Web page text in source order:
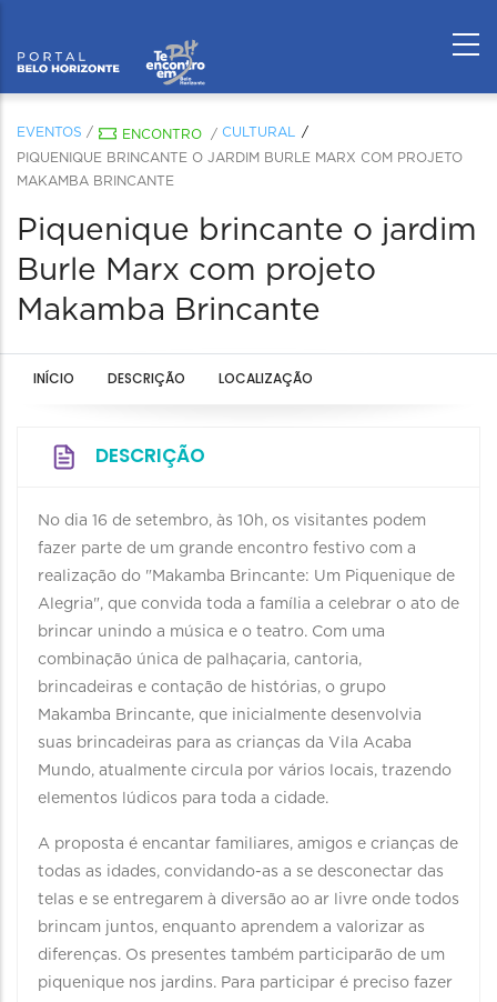
EVENTOS / ENCONTRO / CULTURAL
PIQUENIQUE BRINCANTE O JARDIM BURLE MARX COM PROJETO
MAKAMBA BRINCANTE
Piquenique brincante o jardim
Burle Marx com projeto
Makamba Brincante
INÍCIO DESCRIÇÃO LOCALIZAÇÃO
DESCRIÇÃO
No dia 16 de setembro, às 10h, os visitantes podem
fazer parte de um grande encontro festivo com a
realização do "Makamba Brincante: Um Piquenique de
Alegria", que convida toda a família a celebrar o ato de
brincar unindo a música e o teatro. Com uma
combinação única de palhaçaria, cantoria,
brincadeiras e contação de histórias, o grupo
Makamba Brincante, que inicialmente desenvolvia
suas brincadeiras para as crianças da Vila Acaba
Mundo, atualmente circula por vários locais, trazendo
elementos lúdicos para toda a cidade.
A proposta é encantar familiares, amigos e crianças de
todas as idades, convidando-as a se desconectar das
telas e se entregarem à diversão ao ar livre onde todos
brincam juntos, enquanto aprendem a valorizar as
diferenças. Os presentes também participarão de um
piquenique nos jardins. Para participar é preciso fazer